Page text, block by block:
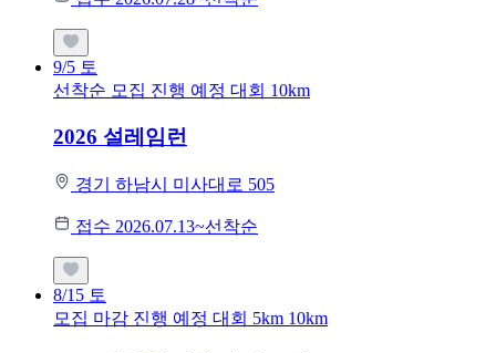
9/5 토
선착순 모집 진행 예정 대회 10km
2026 설레임런
경기 하남시 미사대로 505
접수 2026.07.13~선착순
8/15 토
모집 마감 진행 예정 대회 5km 10km